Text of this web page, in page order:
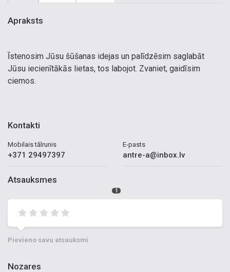
Apraksts
Īstenosim Jūsu šūšanas idejas un palīdzēsim saglabāt
Jūsu iecienītākās lietas, tos labojot. Zvaniet, gaidīsim
ciemos.
Kontakti
Mobilais tālrunis
+371 29497397
E-pasts
antre-a@inbox.lv
Atsauksmes
1
Pievieno savu atsauksmi
Nozares